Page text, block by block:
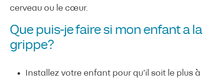
cerveau ou le cœur.
Que puis-je faire si mon enfant a la
grippe?
Installez votre enfant pour qu’il soit le plus à